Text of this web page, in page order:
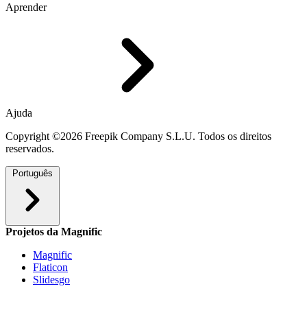
Aprender
Ajuda
Copyright ©2026 Freepik Company S.L.U. Todos os direitos
reservados.
Português
Projetos da Magnific
Magnific
Flaticon
Slidesgo